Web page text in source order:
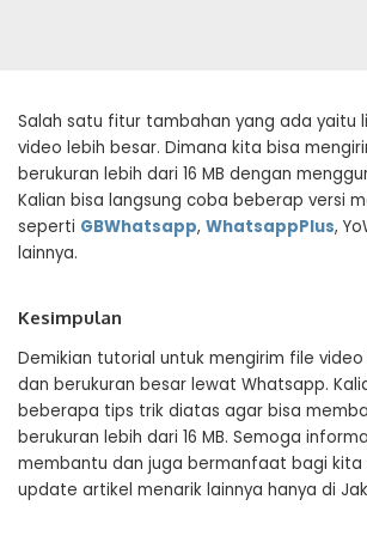
Salah satu fitur tambahan yang ada yaitu
video lebih besar. Dimana kita bisa
berukuran lebih dari 16 MB dengan
Kalian bisa langsung coba beberap versi
seperti GBWhatsapp, WhatsappPlus,
lainnya.
Kesimpulan
Demikian tutorial untuk mengirim file
dan berukuran besar lewat Whatsapp.
beberapa tips trik diatas agar bisa
berukuran lebih dari 16 MB. Semoga
membantu dan juga bermanfaat bagi kita
update artikel menarik lainnya hanya di